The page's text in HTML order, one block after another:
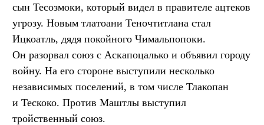
сын Тесозмоки, который видел в правителе ацтеков
угрозу. Новым тлатоани Теночтитлана стал
Ицкоатль, дядя покойного Чимальпопоки.
Он разорвал союз с Аскапоцалько и объявил городу
войну. На его стороне выступили несколько
независимых поселений, в том числе Тлакопан
и Тескоко. Против Маштлы выступил
тройственный союз.